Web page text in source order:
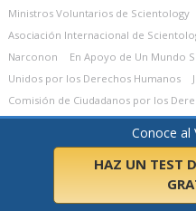
Conoce al
HAZ UN TEST
Ministros Voluntarios de Scientology
Asociación Internacional de
Narconon
En Apoyo de Un Mundo
Unidos por los Derechos Humanos
Comisión de Ciudadanos por los
Church of Scientology
derechos reservados.Aviso de